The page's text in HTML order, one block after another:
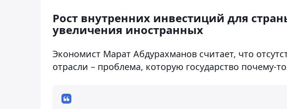
Рост внутренних инвестиций для
увеличения иностранных
Экономист Марат Абдурахманов считает, что
отрасли – проблема, которую государство почему-